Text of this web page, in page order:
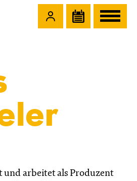
und arbeitet als Produzent